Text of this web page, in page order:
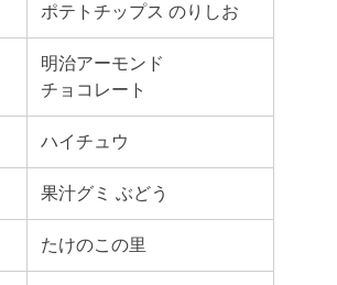
ポテトチップス のりしお
明治アーモンド
チョコレート
ハイチュウ
果汁グミ ぶどう
たけのこの里